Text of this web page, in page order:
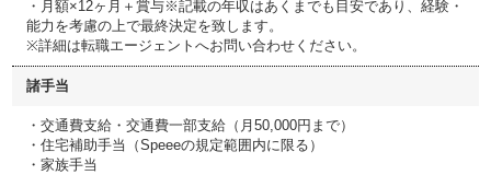
・月額×12ヶ月＋賞与※記載の年収はあくまでも目安であり、経験・
能力を考慮の上で最終決定を致します。
※詳細は転職エージェントへお問い合わせください。
諸手当
・交通費支給・交通費一部支給（月50,000円まで）
・住宅補助手当（Speeeの規定範囲内に限る）
・家族手当